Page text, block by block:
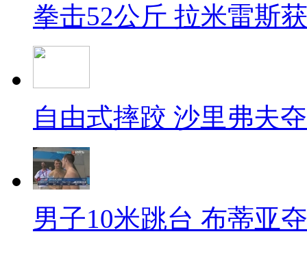
拳击52公斤 拉米雷斯
自由式摔跤 沙里弗夫
男子10米跳台 布蒂亚